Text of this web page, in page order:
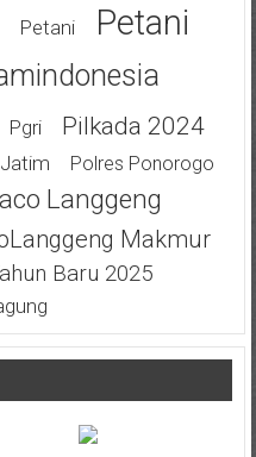
Petani
Petani
Pgri Pilkada 2024
Polres Ponorogo
Langgeng
Makmur
Baru 2025